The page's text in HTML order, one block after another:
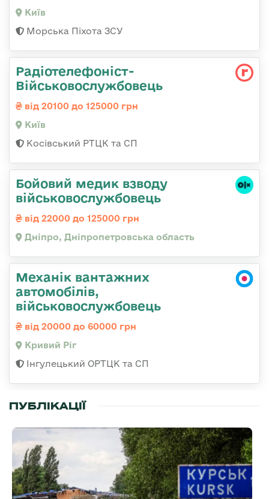
Київ
Морська Піхота ЗСУ
Радіотелефоніст-
Військовослужбовець
від 20100 до 125000 грн
Київ
Косівський РТЦК та СП
Бойовий медик взводу
військовослужбовець
від 22000 до 125000 грн
Дніпро, Дніпропетровська область
Механік вантажних
автомобілів,
військовослужбовець
від 20000 до 60000 грн
Кривий Ріг
Інгулецький ОРТЦК та СП
ПУБЛІКАЦІЇ